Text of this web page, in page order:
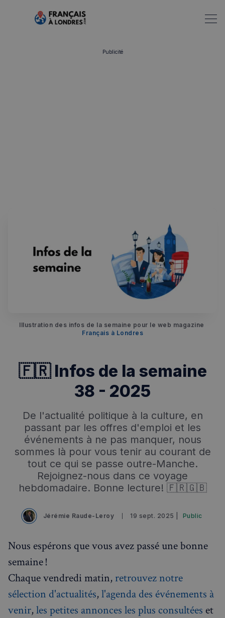
Publicité
Français à Londres
🇫🇷 Infos de la semaine
38 - 2025
De l'actualité politique à la culture, en
passant par les offres d'emploi et les
événements à ne pas manquer, nous
sommes là pour vous tenir au courant de
tout ce qui se passe outre-Manche.
Rejoignez-nous dans ce voyage
hebdomadaire. Bonne lecture! 🇫🇷🇬🇧
Jérémie Raude-Leroy 19 sept. 2025 | Public
Nous espérons que vous avez passé une bonne
semaine !
Chaque vendredi matin, retrouvez notre
sélection d'actualités,l'agenda des événements à
venir,les petites annonces les plus consultées et